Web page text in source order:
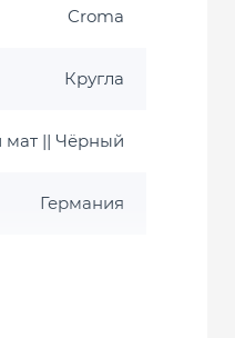
Croma
Кругла
|| Чёрный
Германия